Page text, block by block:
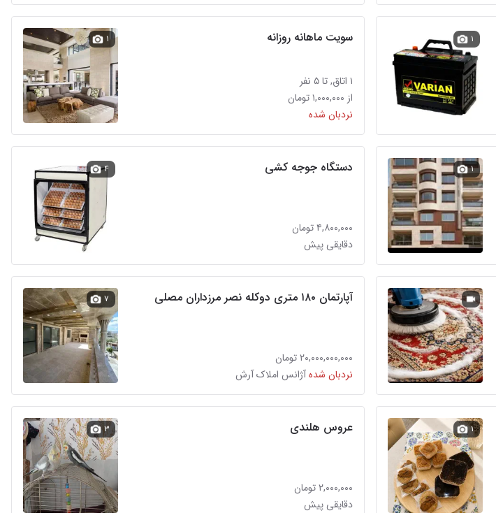
۱ سویت ماهانه روزانه
۱ اتاق, تا ۵ نفر
از ۱,۰۰۰,۰۰۰ تومان
نردبان شده
۱
۱ دستگاه جوجه کشی
۴,۸۰۰,۰۰۰ تومان
دقایقی پیش
۴
آپارتمان ۱۸۰ متری دوکله نصر مرزداران مصلی
۲۰,۰۰۰,۰۰۰,۰۰۰ تومان
نردبان شدهآژانس املاک آرش
۷
۱ عروس هلندی
۲,۰۰۰,۰۰۰ تومان
دقایقی پیش
۳